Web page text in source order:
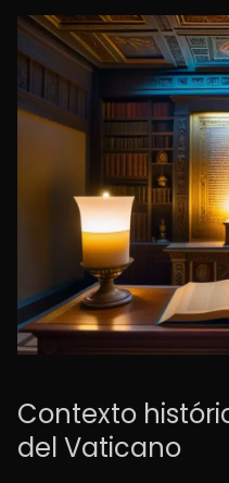
Contexto
del Vaticano